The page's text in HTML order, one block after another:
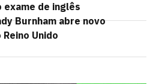
exame de inglês
Burnham abre novo
Unido